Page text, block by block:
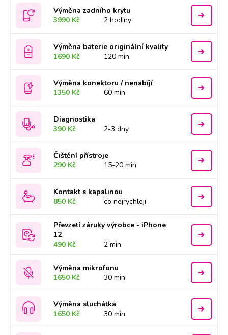
Výměna zadního krytu
3990 Kč
2 hodiny
Výměna baterie originální kvality
1690 Kč
120 min
Výměna konektoru / nenabíjí
1350 Kč
60 min
Diagnostika
390 Kč
2-3 dny
Čištění přístroje
290 Kč
15-20 min
Kontakt s kapalinou
850 Kč
co nejrychleji
Převzetí záruky výrobce - iPhone
12
490 Kč
2 min
Výměna mikrofonu
1650 Kč
30 min
Výměna sluchátka
1650 Kč
30 min